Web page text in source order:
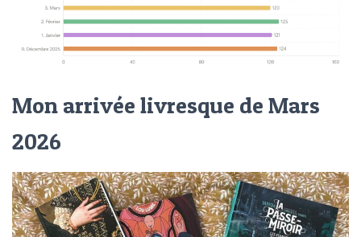
Mon arrivée livresque de Mars
2026